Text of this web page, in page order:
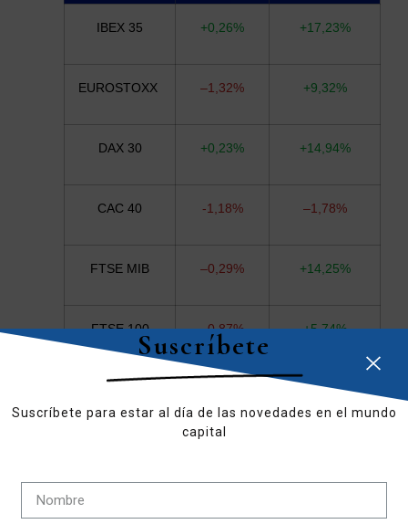
IBEX 35 +0, 26% +1 7 23%
EUROSTOXX –1 32% +9,32%
DAX 30 +0,23% +14,94%
CAC 40 -1, 18% –1 78%
FTSE MIB –0 ,29% +14, 25%
FTSE 100 –0,87% +5,74%
+11,58%
NASDAQ 100 -1,57% +19,06%
Suscríbete
Suscríbete para estar al día de las novedades en el mundo
capital